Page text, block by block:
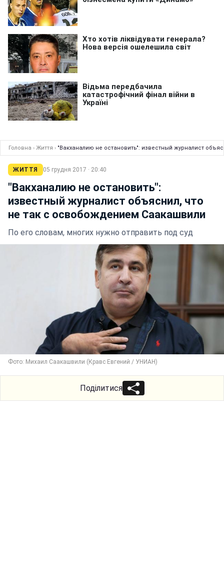
Головна › Життя › "Вакханалию не остановить": известный журналист
ЖИТТЯ 05 грудня 2017 · 20:40
"Вакханалию не остановить":
известный журналист объяснил, что
не так с освобождением Саакашвили
По его словам, многих нужно отправить под суд
Фото: Михаил Саакашвили (Кравс Евгений / УНИАН)
Поділитися